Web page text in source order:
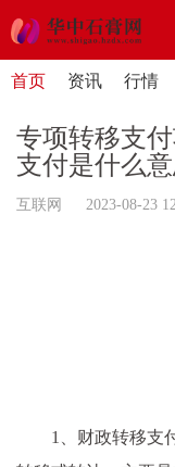
首页 资讯 行情
专项转移支
支付是什么意
互联网 2023-08-23
1、财政转移支